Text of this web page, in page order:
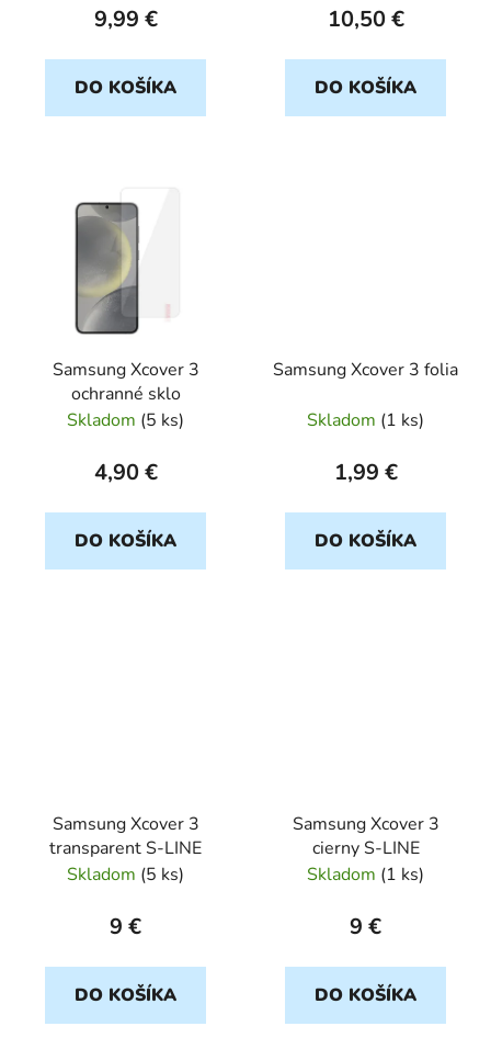
9,99 €
DO KOŠÍKA
10,50 €
DO KOŠÍKA
Samsung Xcover 3
ochranné sklo
Skladom (5 ks)
4,90 €
DO KOŠÍKA
Samsung Xcover 3 folia
Skladom (1 ks)
1,99 €
DO KOŠÍKA
Samsung Xcover 3
transparent S-LINE
Skladom (5 ks)
9 €
DO KOŠÍKA
Samsung Xcover 3
cierny S-LINE
Skladom (1 ks)
9 €
DO KOŠÍKA